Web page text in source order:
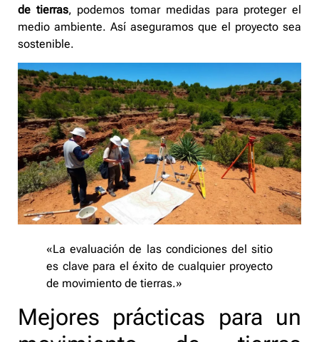
de tierras, podemos tomar medidas para proteger el
medio ambiente. Así aseguramos que el proyecto sea
sostenible.
«La evaluación de las condiciones del sitio
es clave para el éxito de cualquier proyecto
de movimiento de tierras.»
Mejores prácticas para un